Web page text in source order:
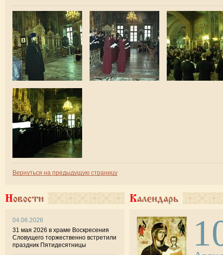
Вернуться на предыдущую страницу
Новости
04.06.2026
31 мая 2026 в храме Воскресения
Словущего торжественно встретили
праздник Пятидесятницы
Календарь